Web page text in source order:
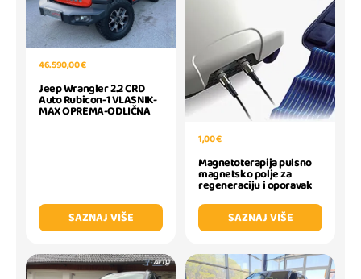
46.590,00 €
Jeep Wrangler 2.2 CRD
Auto Rubicon-1 VLASNIK-
MAX OPREMA-ODLIČNA
SAZNAJ VIŠE
1,00 €
Magnetoterapija pulsno
magnetsko polje za
regeneraciju i oporavak
SAZNAJ VIŠE